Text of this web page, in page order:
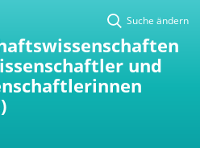
Suche ändern
und